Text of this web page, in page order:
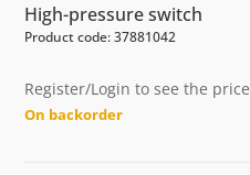
High-pressure switch
Product code: 37881042
Register/Login to see the price
On backorder